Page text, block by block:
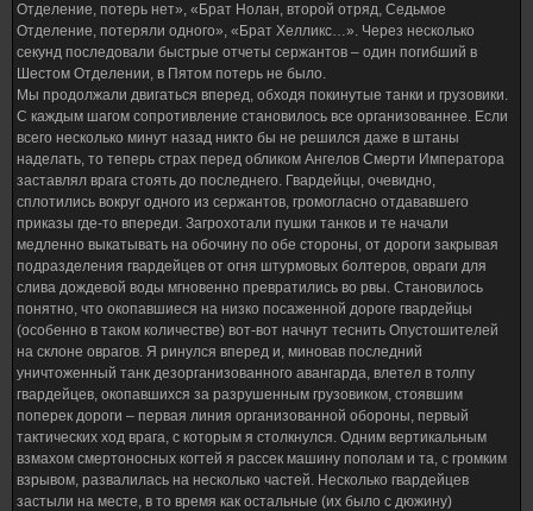
Отделение, потерь нет», «Брат Нолан, второй отряд, Седьмое
Отделение, потеряли одного», «Брат Хелликс…». Через несколько
секунд последовали быстрые отчеты сержантов – один погибший в
Шестом Отделении, в Пятом потерь не было.
Мы продолжали двигаться вперед, обходя покинутые танки и грузовики.
С каждым шагом сопротивление становилось все организованнее. Если
всего несколько минут назад никто бы не решился даже в штаны
наделать, то теперь страх перед обликом Ангелов Смерти Императора
заставлял врага стоять до последнего. Гвардейцы, очевидно,
сплотились вокруг одного из сержантов, громогласно отдававшего
приказы где-то впереди. Загрохотали пушки танков и те начали
медленно выкатывать на обочину по обе стороны, от дороги закрывая
подразделения гвардейцев от огня штурмовых болтеров, овраги для
слива дождевой воды мгновенно превратились во рвы. Становилось
понятно, что окопавшиеся на низко посаженной дороге гвардейцы
(особенно в таком количестве) вот-вот начнут теснить Опустошителей
на склоне оврагов. Я ринулся вперед и, миновав последний
уничтоженный танк дезорганизованного авангарда, влетел в толпу
гвардейцев, окопавшихся за разрушенным грузовиком, стоявшим
поперек дороги – первая линия организованной обороны, первый
тактических ход врага, с которым я столкнулся. Одним вертикальным
взмахом смертоносных когтей я рассек машину пополам и та, с громким
взрывом, развалилась на несколько частей. Несколько гвардейцев
застыли на месте, в то время как остальные (их было с дюжину)